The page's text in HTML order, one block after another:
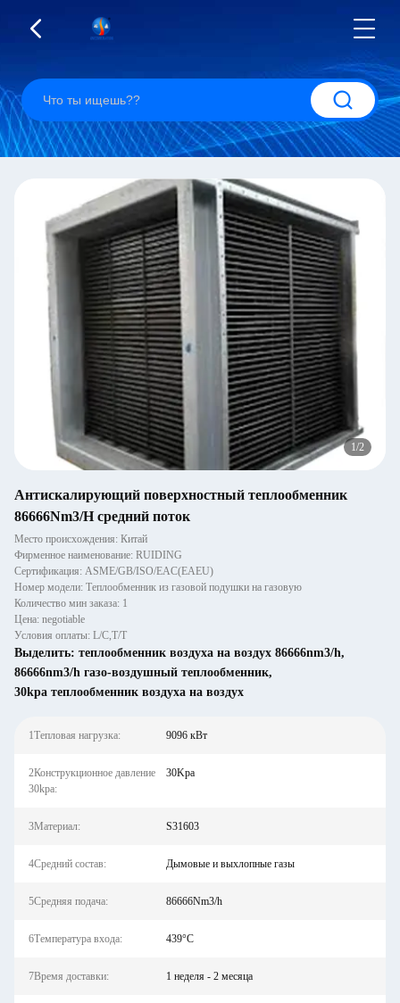
2/2
Антискалирующий поверхностный теплообменник
86666Nm3/H средний поток
Место происхождения: Китай
Фирменное наименование: RUIDING
Сертификация: ASME/GB/ISO/EAC(EAEU)
Номер модели: Теплообменник из газовой подушки на газовую
Количество мин заказа: 1
Цена: negotiable
Условия оплаты: L/C,T/T
Выделить: теплообменник воздуха на воздух 86666nm3/h,
86666nm3/h газо-воздушный теплообменник,
30kpa теплообменник воздуха на воздух
1Тепловая нагрузка: 9096 кВт
2Конструкционное давление
30kpa:
30Kpa
3Материал: S31603
4Средний состав: Дымовые и выхлопные газы
5Средняя подача: 86666Nm3/h
6Температура входа: 439°C
7Время доставки: 1 неделя - 2 месяца